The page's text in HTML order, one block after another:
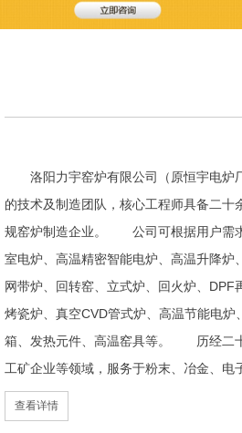
洛阳力宇窑炉有限公司（原恒宇电炉
的技术及制造团队，核心工程师具备二
规窑炉制造企业。 公司可根据用户需求
室电炉、高温精密智能电炉、高温升降炉
网带炉、回转窑、立式炉、回火炉、
烤瓷炉、真空CVD管式炉、高温节能电
箱、发热元件、高温窑具等。 历经二十
工矿企业等领域，服务于粉末、冶金、电
天航空、化工、金属烧结及金属热处理
过理念更新、体制机制优化与科技创新，
查看详情